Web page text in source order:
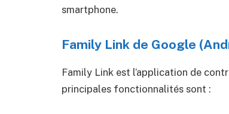
smartphone.
Family Link de Google
Family Link est l’application de
principales fonctionnalités sont :